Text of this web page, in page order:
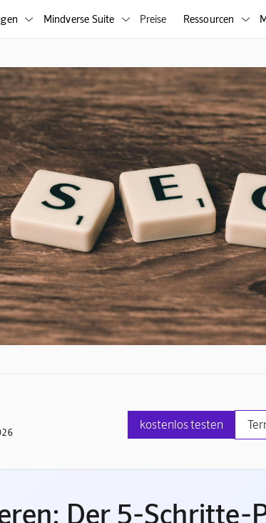
 Mindverse Suite  Preise Ressourcen 
kostenlos testen
Der 5-Schritte-